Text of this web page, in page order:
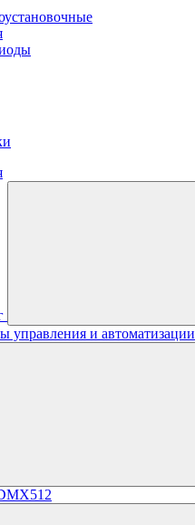
управления и автоматизации